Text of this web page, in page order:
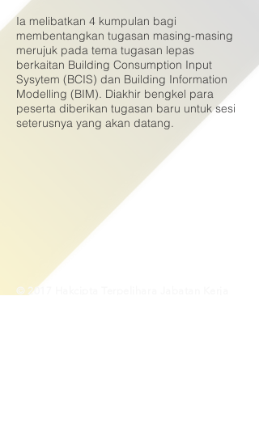
Ia melibatkan 4 kumpulan bagi
membentangkan tugasan masing-masing
merujuk pada tema tugasan lepas
berkaitan Building Consumption Input
Sysytem (BCIS) dan Building Information
Modelling (BIM). Diakhir bengkel para
peserta diberikan tugasan baru untuk sesi
seterusnya yang akan datang.
© 2017 Hakcipta Terpelihara Jabatan Kerja